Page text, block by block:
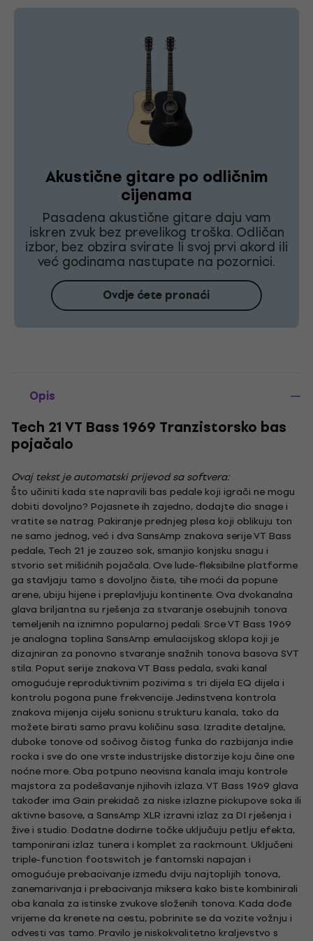
Akustične gitare po odličnim
cijenama
Pasadena akustične gitare daju vam
iskren zvuk bez prevelikog troška. Odličan
izbor, bez obzira svirate li svoj prvi akord ili
već godinama nastupate na pozornici.
Ovdje ćete pronaći
Opis
Tech 21 VT Bass 1969 Tranzistorsko bas
pojačalo
Ovaj tekst je automatski prijevod sa softvera:
Što učiniti kada ste napravili bas pedale koji igrači ne mogu
dobiti dovoljno? Pojasnete ih zajedno, dodajte dio snage i
vratite se natrag. Pakiranje prednjeg plesa koji oblikuju ton
ne samo jednog, već i dva SansAmp znakova serije VT Bass
pedale, Tech 21 je zauzeo sok, smanjio konjsku snagu i
stvorio set mišićnih pojačala. Ove lude-fleksibilne platforme
ga stavljaju tamo s dovoljno čiste, tihe moći da popune
arene, ubiju hijene i preplavljuju kontinente. Ova dvokanalna
glava briljantna su rješenja za stvaranje osebujnih tonova
temeljenih na iznimno popularnoj pedali. Srce VT Bass 1969
je analogna toplina SansAmp emulacijskog sklopa koji je
dizajniran za ponovno stvaranje snažnih tonova basova SVT
stila. Poput serije znakova VT Bass pedala, svaki kanal
omogućuje reproduktivnim pozivima s tri dijela EQ dijela i
kontrolu pogona pune frekvencije. Jedinstvena kontrola
znakova mijenja cijelu sonicnu strukturu kanala, tako da
možete birati samo pravu količinu sasa. Izradite detaljne,
duboke tonove od sočivog čistog funka do razbijanja indie
rocka i sve do one vrste industrijske distorzije koju čine one
noćne more. Oba potpuno neovisna kanala imaju kontrole
majstora za podešavanje njihovih izlaza. VT Bass 1969 glava
također ima Gain prekidač za niske izlazne pickupove soka ili
aktivne basove, a SansAmp XLR izravni izlaz za DI rješenja i
žive i studio. Dodatne dodirne točke uključuju petlju efekta,
tamponirani izlaz tunera i komplet za rackmount. Uključeni
triple-function footswitch je fantomski napajan i
omogućuje prebacivanje između dviju najtoplijih tonova,
zanemarivanja i prebacivanja miksera kako biste kombinirali
oba kanala za istinske zvukove složenih tonova. Kada dođe
vrijeme da krenete na cestu, pobrinite se da vozite vožnju i
odvesti vas tamo. Pravilo je niskokvalitetno kraljevstvo s